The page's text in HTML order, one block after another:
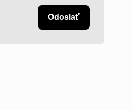
Odoslať